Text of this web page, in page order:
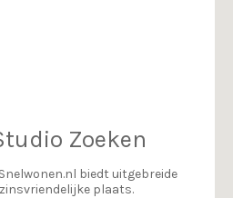
Zoeken
biedt uitgebreide
plaats.